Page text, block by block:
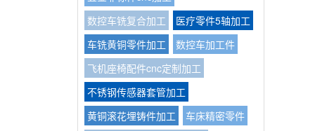
数控车铣复合加工
医疗零件5轴加工
车铣黄铜零件加工
数控车加工件
飞机座椅配件cnc定制加工
不锈钢传感器套管加工
黄铜滚花埋铸件加工
车床精密零件